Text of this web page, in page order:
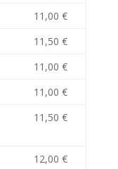
11,00 €
11,50 €
11,00 €
11,00 €
11,50 €
12,00 €